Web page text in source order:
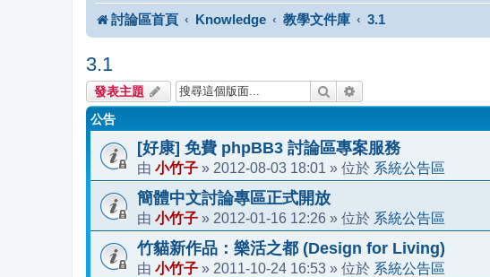
討論區首頁 Knowledge 教學文件庫 3.1
3.1
發表主題 搜尋
公告
[好康] 免費 phpBB3 討論區專案服務
由 小竹子 » 2012-08-03 18:01 » 位於 系統公告區
簡體中文討論專區正式開放
由 小竹子 » 2012-01-16 12:26 » 位於 系統公告區
竹貓新作品：樂活之都 (Design for Living)
由 小竹子 » 2011-10-24 16:53 » 位於 系統公告區